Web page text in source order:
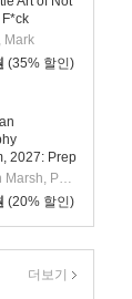
Mark
(35% 할인)
2027: Prep
6 Practice
Online
Meredith Marsh, Peter S. Alagona
(20% 할인)
더보기